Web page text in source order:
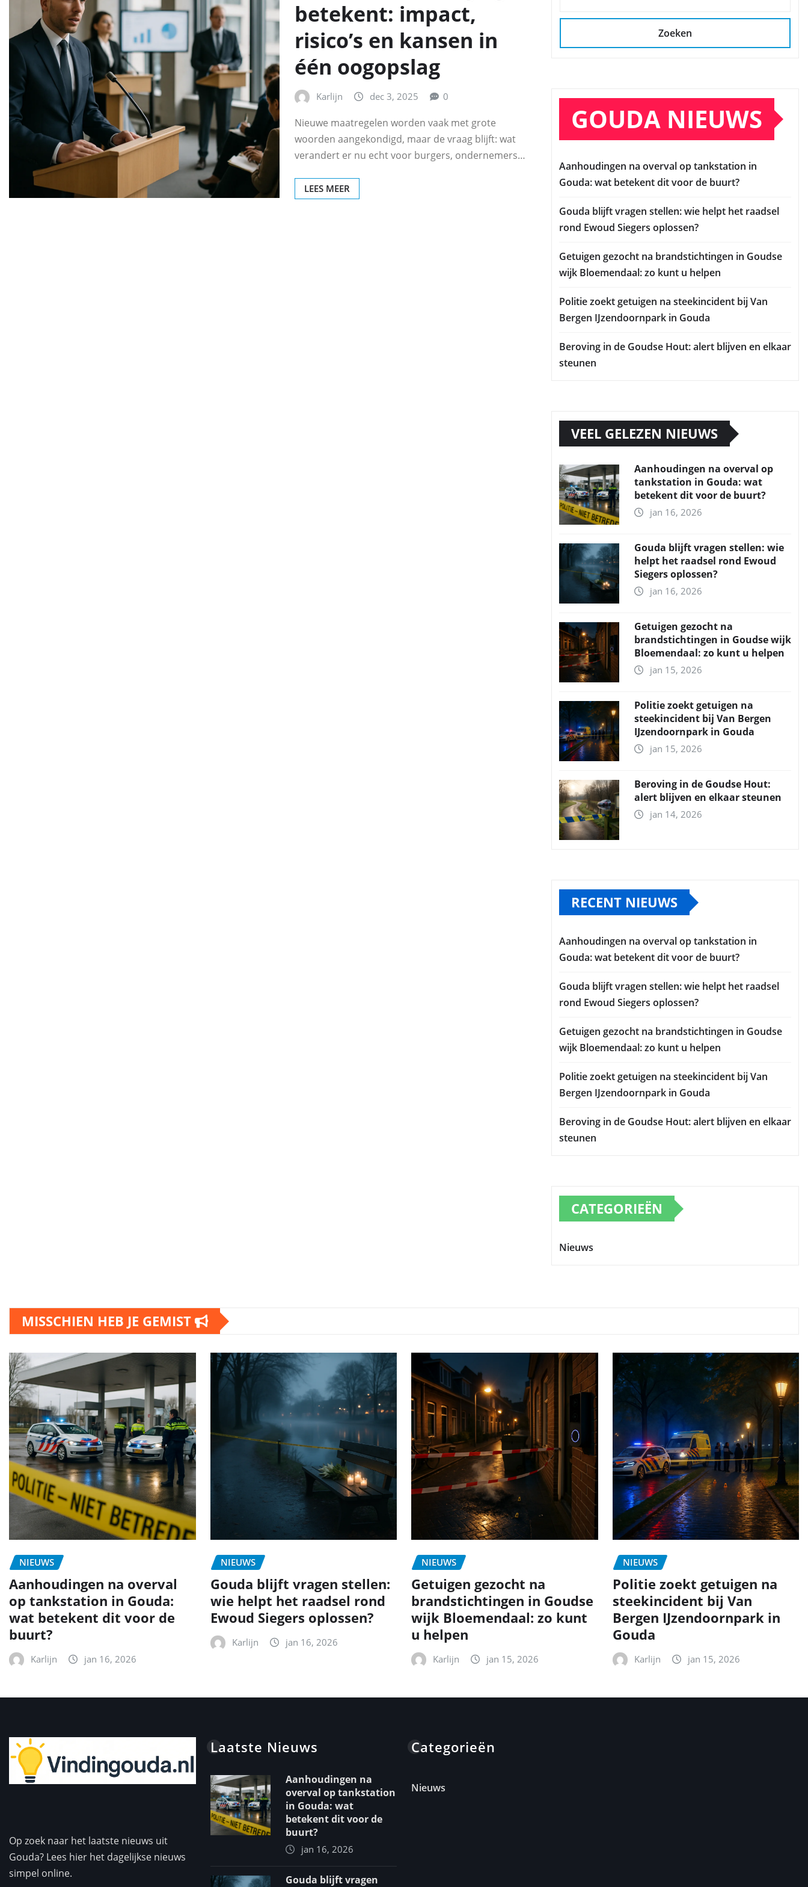
betekent: impact,
risico’s en kansen in
één oogopslag
Karlijn dec 3, 2025 0
Nieuwe maatregelen worden vaak met grote
woorden aangekondigd, maar de vraag blijft: wat
verandert er nu echt voor burgers, ondernemers…
LEES MEER
Zoeken
GOUDA NIEUWS
Aanhoudingen na overval op tankstation in
Gouda: wat betekent dit voor de buurt?
Gouda blijft vragen stellen: wie helpt het raadsel
rond Ewoud Siegers oplossen?
Getuigen gezocht na brandstichtingen in Goudse
wijk Bloemendaal: zo kunt u helpen
Politie zoekt getuigen na steekincident bij Van
Bergen IJzendoornpark in Gouda
Beroving in de Goudse Hout: alert blijven en elkaar
steunen
VEEL GELEZEN NIEUWS
Aanhoudingen na overval op
tankstation in Gouda: wat
betekent dit voor de buurt?
jan 16, 2026
Gouda blijft vragen stellen: wie
helpt het raadsel rond Ewoud
Siegers oplossen?
jan 16, 2026
Getuigen gezocht na
brandstichtingen in Goudse wijk
Bloemendaal: zo kunt u helpen
jan 15, 2026
Politie zoekt getuigen na
steekincident bij Van Bergen
IJzendoornpark in Gouda
jan 15, 2026
Beroving in de Goudse Hout:
alert blijven en elkaar steunen
jan 14, 2026
RECENT NIEUWS
Aanhoudingen na overval op tankstation in
Gouda: wat betekent dit voor de buurt?
Gouda blijft vragen stellen: wie helpt het raadsel
rond Ewoud Siegers oplossen?
Getuigen gezocht na brandstichtingen in Goudse
wijk Bloemendaal: zo kunt u helpen
Politie zoekt getuigen na steekincident bij Van
Bergen IJzendoornpark in Gouda
Beroving in de Goudse Hout: alert blijven en elkaar
steunen
CATEGORIEËN
Nieuws
MISSCHIEN HEB JE GEMIST
NIEUWS
Aanhoudingen na overval
op tankstation in Gouda:
wat betekent dit voor de
buurt?
Karlijn jan 16, 2026
NIEUWS
Gouda blijft vragen stellen:
wie helpt het raadsel rond
Ewoud Siegers oplossen?
Karlijn jan 16, 2026
NIEUWS
Getuigen gezocht na
brandstichtingen in Goudse
wijk Bloemendaal: zo kunt
u helpen
Karlijn jan 15, 2026
NIEUWS
Politie zoekt getuigen na
steekincident bij Van
Bergen IJzendoornpark in
Gouda
Karlijn jan 15, 2026
Op zoek naar het laatste nieuws uit
Gouda? Lees hier het dagelijkse nieuws
simpel online.
Laatste Nieuws
Aanhoudingen na
overval op tankstation
in Gouda: wat
betekent dit voor de
buurt?
jan 16, 2026
Gouda blijft vragen
Categorieën
Nieuws